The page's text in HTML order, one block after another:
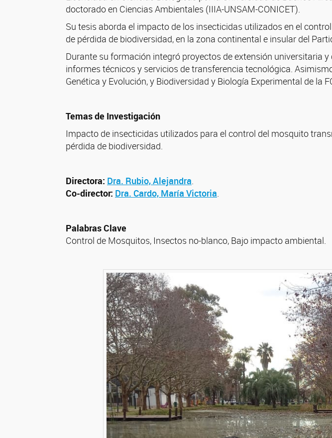
doctorado en Ciencias Ambientales (IIIA-UNSAM-CONICET).
Su tesis aborda el impacto de los insecticidas utilizados en el
de pérdida de biodiversidad, en la zona continental e insular del
Durante su formación integró proyectos de extensión universitaria
informes técnicos y servicios de transferencia tecnológica.
Genética y Evolución, y Biodiversidad y Biología Experimental de la
Temas de Investigación
Impacto de insecticidas utilizados para el control del mosquito
pérdida de biodiversidad.
Directora: Dra. Rubio, Alejandra.
Co-director: Dra. Cardo, María Victoria.
Palabras Clave
Control de Mosquitos, Insectos no-blanco, Bajo impacto ambiental.